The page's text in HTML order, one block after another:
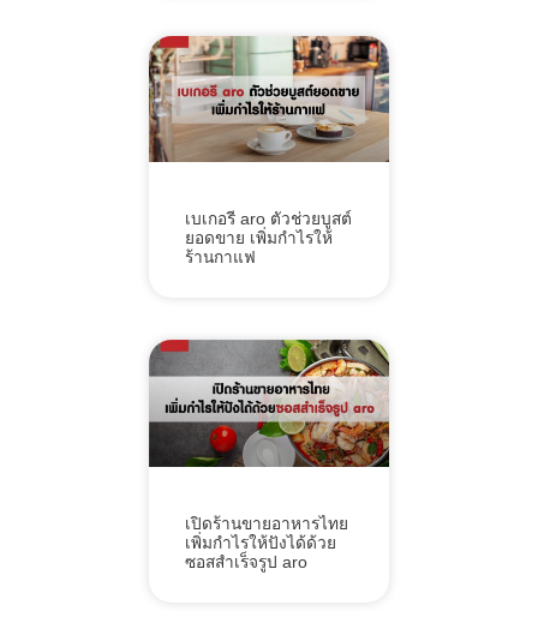
เบเกอรี aro ตัวช่วยบูสต์
ยอดขาย เพิ่มกำไรให้
ร้านกาแฟ
เปิดร้านขายอาหารไทย
เพิ่มกำไรให้ปังได้ด้วย
ซอสสำเร็จรูป aro